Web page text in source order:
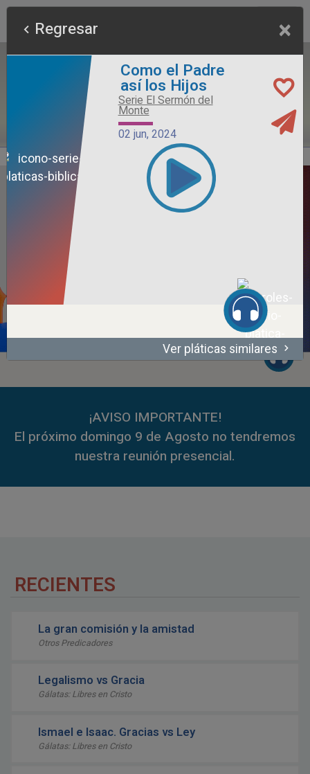
Alimento Sano
Serie Otros Predicadores
59:35
¡AVISO IMPORTANTE!
El próximo domingo 9 de Agosto no tendremos
nuestra reunión presencial.
RECIENTES
La gran comisión y la amistad
Otros Predicadores
Legalismo vs Gracia
Gálatas: Libres en Cristo
Ismael e Isaac. Gracias vs Ley
Gálatas: Libres en Cristo
Regresar ×
Como el Padre
así los Hijos
Serie El Sermón del
Monte
02 jun, 2024
00:00 56:38
Ver pláticas similares